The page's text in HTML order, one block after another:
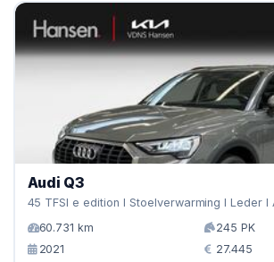
Audi Q3
45 TFSI e edition I Stoelverwarming I Leder I
60.731 km
245 PK
2021
27.445